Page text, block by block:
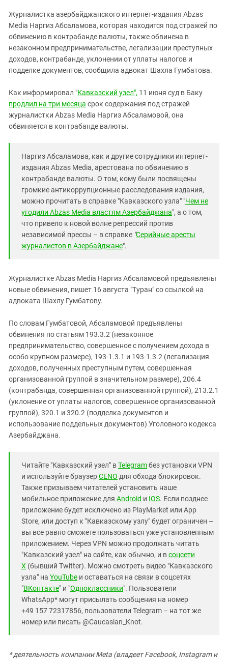
КАВКАЗ ЗА ПАЛЕСТИНУ
ИНАКОМЫСЛИЕ В ЧЕЧНЕ
ПРЕСЛЕДОВАНИЕ АКТИВИСТОВ
МОБИЛИЗАЦИЯ И ПРОТЕСТЫ
Ингушетия
Кабардино-Балкария
Калмыкия
Карачаево-Черкесия
Нагорный Карабах
Российская Федерация
СКФО
Ставропольский край
Чечня
Южная Осетия
Южный Кавказ
ЮФО
Журналистка азербайджанского интернет-издания Abzas
Media Наргиз Абсаламова, которая находится под стражей по
обвинению в контрабанде валюты, также обвинена в
незаконном предпринимательстве, легализации преступных
доходов, контрабанде, уклонении от уплаты налогов и
подделке документов, сообщила адвокат Шахла Гумбатова.
Как информировал "Кавказский узел", 11 июня суд в Баку
продлил на три месяца срок содержания под стражей
журналистки Abzas Media Наргиз Абсаламовой, она
обвиняется в контрабанде валюты.
Наргиз Абсаламова, как и другие сотрудники интернет-
издания Abzas Media, арестована по обвинению в
контрабанде валюты. О том, кому были посвящены
громкие антикоррупционные расследования издания,
можно прочитать в справке "Кавказского узла" "Чем не
угодили Abzas Media властям Азербайджана", а о том,
что привело к новой волне репрессий против
независимой прессы – в справке "Серийные аресты
журналистов в Азербайджане".
Журналистке Abzas Media Наргиз Абсаламовой предъявлены
новые обвинения, пишет 16 августа "Туран" со ссылкой на
адвоката Шахлу Гумбатову.
По словам Гумбатовой, Абсаламовой предъявлены
обвинения по статьям 193.3.2 (незаконное
предпринимательство, совершенное с получением дохода в
особо крупном размере), 193-1.3.1 и 193-1.3.2 (легализация
доходов, полученных преступным путем, совершенная
организованной группой в значительном размере), 206.4
(контрабанда, совершенная организованной группой), 213.2.1
(уклонение от уплаты налогов, совершенное организованной
группой), 320.1 и 320.2 (подделка документов и
использование поддельных документов) Уголовного кодекса
Азербайджана.
Читайте "Кавказский узел" вTelegramбез установки VPN
и используйте браузерCENO для обхода блокировок.
Также призываем читателей установить наше
мобильное приложение для Android и IOS. Если позднее
приложение будет исключено из PlayMarket или App
Store, или доступ к "Кавказскому узлу" будет ограничен –
вы все равно сможете пользоваться уже установленным
приложением. Через VPN можно продолжать читать
"Кавказский узел" на сайте, как обычно, и всоцсети
X (бывший Twitter). Можно смотреть видео "Кавказского
узла" на YouTube и оставаться на связи в соцсетях
"ВКонтакте" и "Одноклассники". Пользователи
WhatsApp* могут присылать сообщения на номер
+49 157 72317856, пользователи Telegram – на тот же
номер или писать @Caucasian_Knot.
* деятельность компании Meta (владеет Facebook, Instagram и